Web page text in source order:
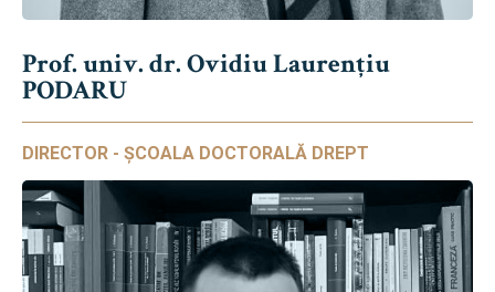
Prof. univ. dr. Ovidiu Laurențiu
PODARU
DIRECTOR - ȘCOALA DOCTORALĂ DREPT